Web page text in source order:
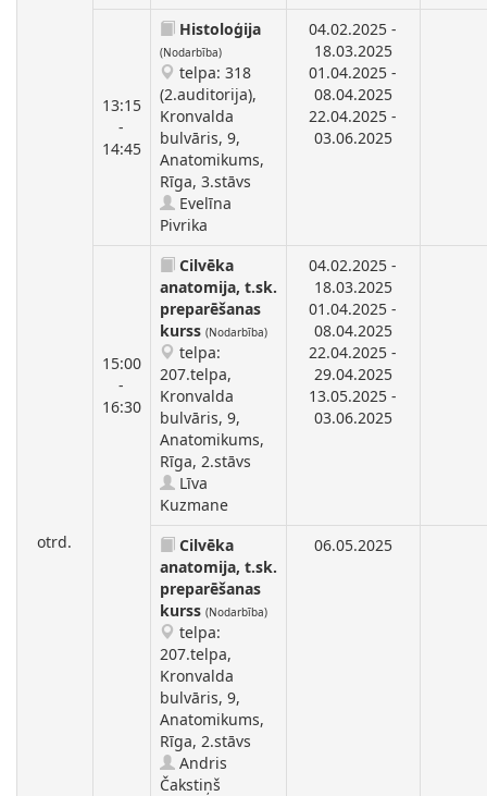
otrd.
13:15
-
14:45
Histoloģija
(Nodarbība)
telpa: 318
(2.auditorija),
Kronvalda
bulvāris, 9,
Anatomikums,
Rīga, 3.stāvs
Evelīna
Pivrika
04.02.2025 -
18.03.2025
01.04.2025 -
08.04.2025
22.04.2025 -
03.06.2025
15:00
-
16:30
Cilvēka
anatomija, t.sk.
preparēšanas
kurss (Nodarbība)
telpa:
207.telpa,
Kronvalda
bulvāris, 9,
Anatomikums,
Rīga, 2.stāvs
Līva
Kuzmane
04.02.2025 -
18.03.2025
01.04.2025 -
08.04.2025
22.04.2025 -
29.04.2025
13.05.2025 -
03.06.2025
Cilvēka
anatomija, t.sk.
preparēšanas
kurss (Nodarbība)
telpa:
207.telpa,
Kronvalda
bulvāris, 9,
Anatomikums,
Rīga, 2.stāvs
Andris
Čakstiņš
06.05.2025